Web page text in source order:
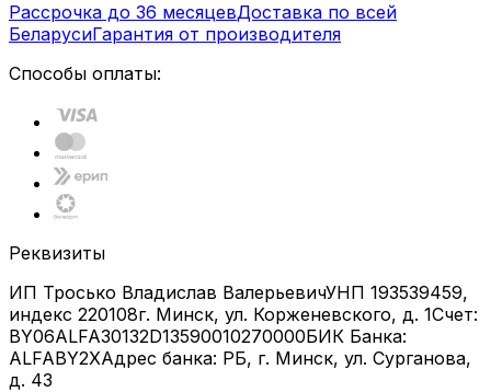
Рассрочка до 36 месяцевДоставка по всей
БеларусиГарантия от производителя
Способы оплаты:
Реквизиты
ИП Тросько Владислав ВалерьевичУНП 193539459,
индекс 220108г. Минск, ул. Корженевского, д. 1Счет:
BY06ALFA30132D13590010270000БИК Банка:
ALFABY2XАдрес банка: РБ, г. Минск, ул. Сурганова,
д. 43